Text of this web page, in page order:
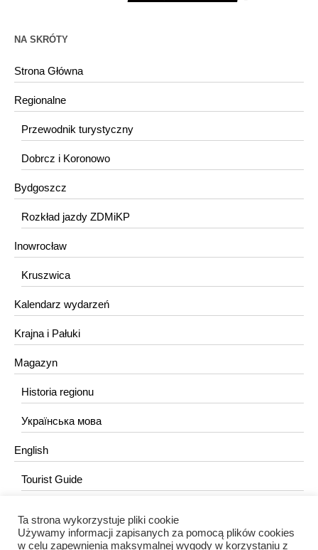
NA SKRÓTY
Strona Główna
Regionalne
Przewodnik turystyczny
Dobrcz i Koronowo
Bydgoszcz
Rozkład jazdy ZDMiKP
Inowrocław
Kruszwica
Kalendarz wydarzeń
Krajna i Pałuki
Magazyn
Historia regionu
Українська мова
English
Tourist Guide
KONTAKT
Ta strona wykorzystuje pliki cookie
Używamy informacji zapisanych za pomocą plików cookies
w celu zapewnienia maksymalnej wygody w korzystaniu z